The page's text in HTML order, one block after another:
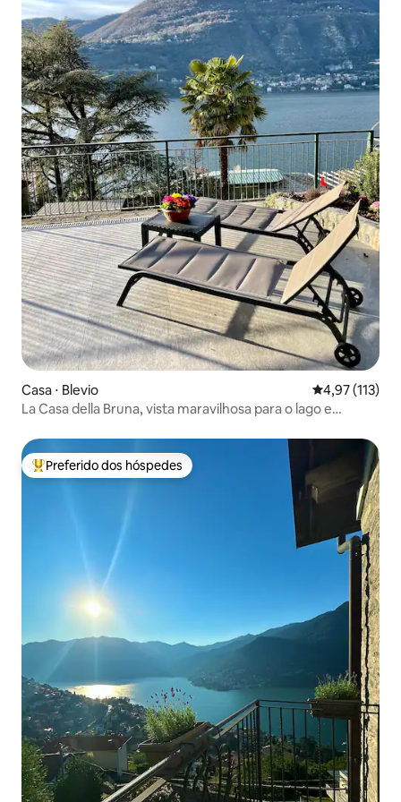
Casa ⋅ Blevio 4,97 de uma
4,97 (113)
La Casa della Bruna, vista maravilhosa para o lago e
Entre os melhores preferidos dos hóspedes
Preferido dos hóspedes